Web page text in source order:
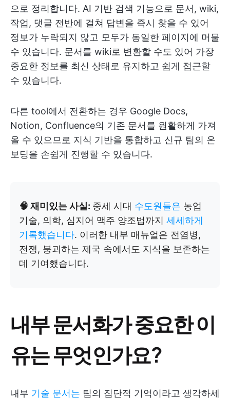
으로 정리합니다. AI 기반 검색 기능으로 문서, wiki,
작업, 댓글 전반에 걸쳐 답변을 즉시 찾을 수 있어
정보가 누락되지 않고 모두가 동일한 페이지에 머물
수 있습니다. 문서를 wiki로 변환할 수도 있어 가장
중요한 정보를 최신 상태로 유지하고 쉽게 접근할
수 있습니다.
다른 tool에서 전환하는 경우 Google Docs,
Notion, Confluence의 기존 문서를 원활하게 가져
올 수 있으므로 지식 기반을 통합하고 신규 팀의 온
보딩을 손쉽게 진행할 수 있습니다.
🧠 재미있는 사실: 중세 시대 수도원들은 농업
기술, 의학, 심지어 맥주 양조법까지 세세하게
기록했습니다. 이러한 내부 매뉴얼은 전염병,
전쟁, 붕괴하는 제국 속에서도 지식을 보존하는
데 기여했습니다.
내부 문서화가 중요한 이
유는 무엇인가요?
내부 기술 문서는 팀의 집단적 기억이라고 생각하세